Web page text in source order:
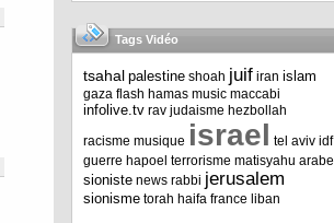
Tags Vidéo
tsahal palestine shoah juif iran islam
gaza flash hamas music maccabi
infolive.tv rav judaisme hezbollah
racisme musique israel tel aviv idf
guerre hapoel terrorisme matisyahu arabe
sioniste news rabbi jerusalem
sionisme torah haifa france liban